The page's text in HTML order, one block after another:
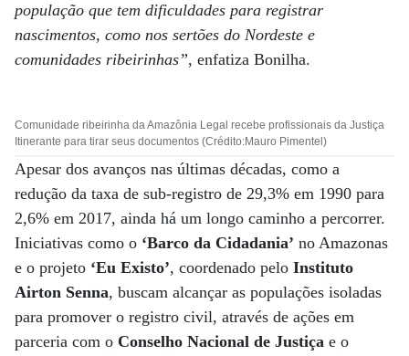
população que tem dificuldades para registrar
nascimentos, como nos sertões do Nordeste e
comunidades ribeirinhas”, enfatiza Bonilha.
Comunidade ribeirinha da Amazônia Legal recebe profissionais da Justiça
Itinerante para tirar seus documentos (Crédito:Mauro Pimentel)
Apesar dos avanços nas últimas décadas, como a
redução da taxa de sub-registro de 29,3% em 1990 para
2,6% em 2017, ainda há um longo caminho a percorrer.
Iniciativas como o ‘Barco da Cidadania’ no Amazonas
e o projeto ‘Eu Existo’, coordenado pelo Instituto
Airton Senna, buscam alcançar as populações isoladas
para promover o registro civil, através de ações em
parceria com o Conselho Nacional de Justiça e o